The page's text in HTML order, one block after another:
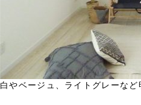
白やベージュ、ライトグレーなど